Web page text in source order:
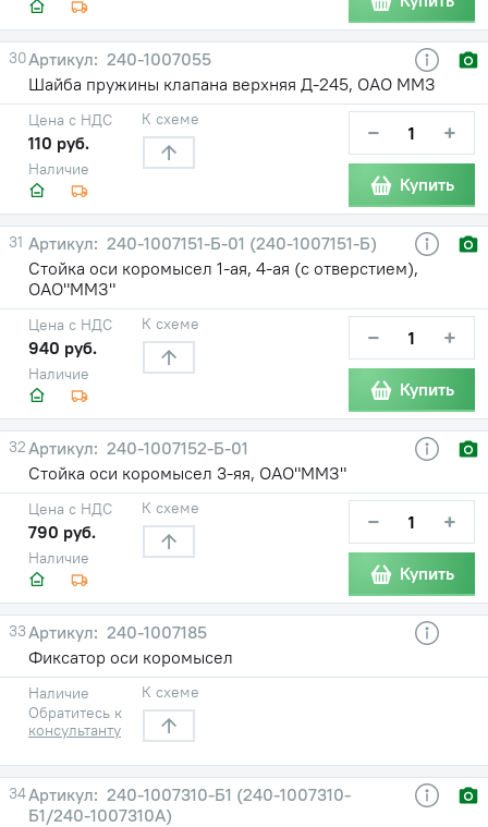
30
240-1007055
Шайба пружины клапана верхняя Д-245, ОАО ММЗ
Наличие
Цена с НДС
110 руб.
К схеме − +
Купить
31
240-1007151-Б-01 (240-1007151-Б)
Стойка оси коромысел 1-ая, 4-ая (с отверстием),
ОАО"ММЗ"
Наличие
Цена с НДС
940 руб.
К схеме − +
Купить
32
240-1007152-Б-01
Стойка оси коромысел 3-яя, ОАО"ММЗ"
Наличие
Цена с НДС
790 руб.
К схеме − +
Купить
33
240-1007185
Фиксатор оси коромысел
Наличие
Обратитесь к
консультанту
К схеме
34
240-1007310-Б1 (240-1007310-
Б1/240-1007310А)